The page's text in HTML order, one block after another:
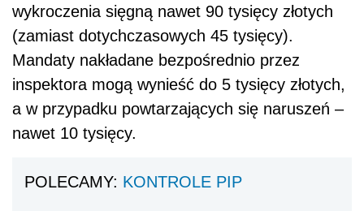
wykroczenia sięgną nawet 90 tysięcy złotych
(zamiast dotychczasowych 45 tysięcy).
Mandaty nakładane bezpośrednio przez
inspektora mogą wynieść do 5 tysięcy złotych,
a w przypadku powtarzających się naruszeń –
nawet 10 tysięcy.
POLECAMY: KONTROLE PIP